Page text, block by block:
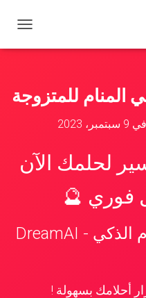
ب
ا
ل
المنام للمتزوجة
في 9 سبتمبر، 2023
لحلمك الآن
فوري 🔮
📱 تطبيق تفسير الأحلام الذكي - DreamAI
أحلامك بسهولة !